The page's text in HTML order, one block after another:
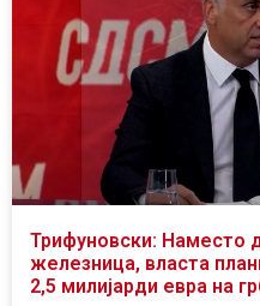
Трифуновски: Наместо
железница, власта
2,5 милијарди евра на